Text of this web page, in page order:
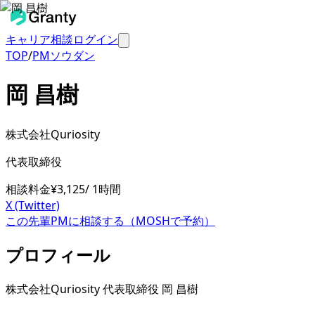
キャリア相談ログイン
TOP/PMソウダン
岡 昌樹
株式会社Quriosity
代表取締役
相談料金¥3,125/ 1時間
X (Twitter)
この先輩PMに相談する（MOSHで予約）
プロフィール
株式会社Quriosity 代表取締役 岡 昌樹